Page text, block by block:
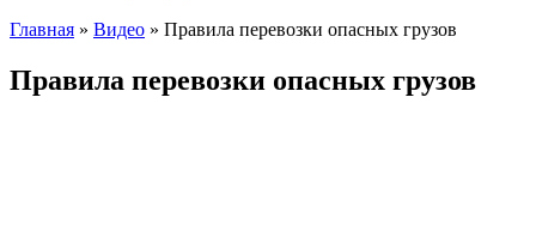
Главная » Видео » Правила перевозки опасных грузов
Правила перевозки опасных грузов